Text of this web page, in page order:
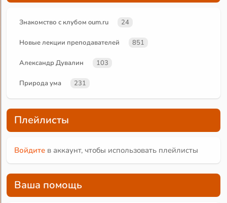
Знакомство с клубом oum.ru 24
Новые лекции преподавателей 851
Александр Дувалин 103
Природа ума 231
Плейлисты
Войдите в аккаунт, чтобы использовать плейлисты
Ваша помощь